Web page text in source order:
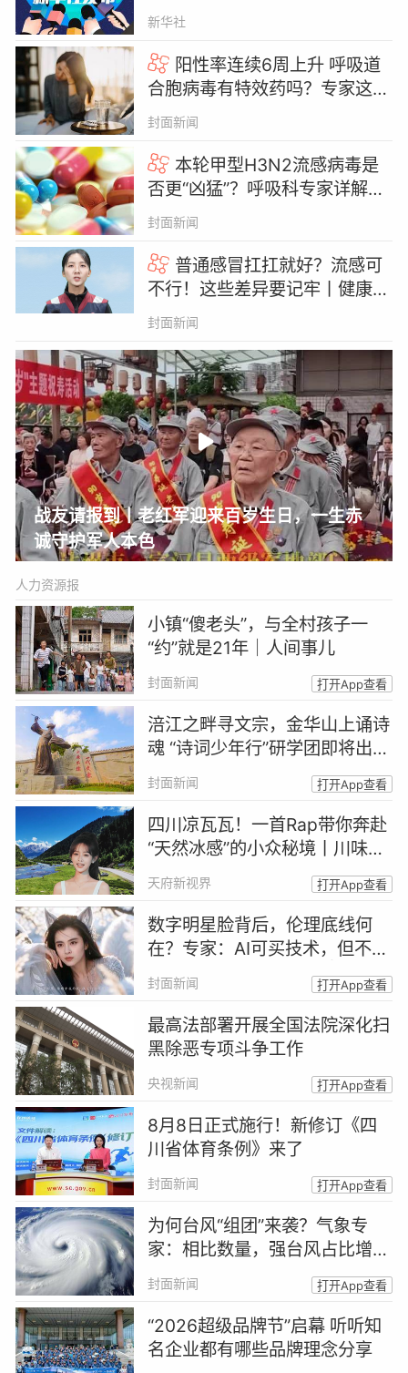
新华社
阳性率连续6周上升 呼吸道
合胞病毒有特效药吗？专家这样
说｜疑问医答
封面新闻
本轮甲型H3N2流感病毒是
否更“凶猛”？呼吸科专家详解6
大疑问 | 疑问医答
封面新闻
普通感冒扛扛就好？流感可
不行！这些差异要记牢丨健康热
点
封面新闻
战友请报到丨老红军迎来百岁生日，一生赤
诚守护军人本色
人力资源报
小镇“傻老头”，与全村孩子一
“约”就是21年｜人间事儿
封面新闻 打开App查看
涪江之畔寻文宗，金华山上诵诗
魂 “诗词少年行”研学团即将出发
｜跟着诗词游四川
封面新闻 打开App查看
四川凉瓦瓦！一首Rap带你奔赴
“天然冰感”的小众秘境丨川味Ra
p馆
天府新视界 打开App查看
数字明星脸背后，伦理底线何
在？专家：AI可买技术，但不能
买人格丨AI明星脸来了②
封面新闻 打开App查看
最高法部署开展全国法院深化扫
黑除恶专项斗争工作
央视新闻 打开App查看
8月8日正式施行！新修订《四
川省体育条例》来了
封面新闻 打开App查看
为何台风“组团”来袭？气象专
家：相比数量，强台风占比增加
更值得关注
封面新闻 打开App查看
“2026超级品牌节”启幕 听听知
名企业都有哪些品牌理念分享